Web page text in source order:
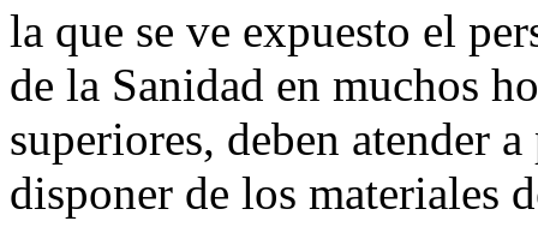
la que se ve expuesto el
de la Sanidad en muchos
superiores, deben atender
disponer de los materiales